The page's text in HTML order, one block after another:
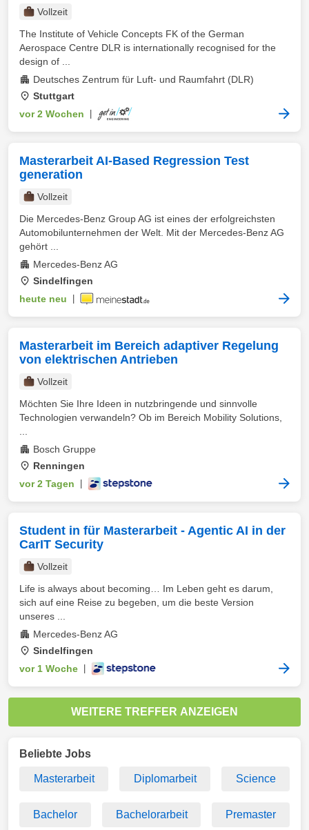
Vollzeit
The Institute of Vehicle Concepts FK of the German
Aerospace Centre DLR is internationally recognised for the
design of ...
Deutsches Zentrum für Luft- und Raumfahrt (DLR)
Stuttgart
vor 2 Wochen
Masterarbeit AI-Based Regression Test
generation
Vollzeit
Die Mercedes-Benz Group AG ist eines der erfolgreichsten
Automobilunternehmen der Welt. Mit der Mercedes-Benz AG
gehört ...
Mercedes-Benz AG
Sindelfingen
heute neu
Masterarbeit im Bereich adaptiver Regelung
von elektrischen Antrieben
Vollzeit
Möchten Sie Ihre Ideen in nutzbringende und sinnvolle
Technologien verwandeln? Ob im Bereich Mobility Solutions,
Bosch Gruppe
Renningen
vor 2 Tagen
Student in für Masterarbeit - Agentic AI in der
CarIT Security
Vollzeit
Life is always about becoming… Im Leben geht es darum,
sich auf eine Reise zu begeben, um die beste Version
unseres ...
Mercedes-Benz AG
Sindelfingen
vor 1 Woche
WEITERE TREFFER ANZEIGEN
Beliebte Jobs
Masterarbeit Diplomarbeit Science
Bachelor Bachelorarbeit Premaster